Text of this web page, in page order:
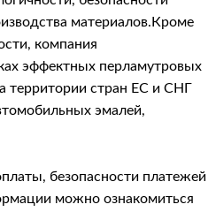
материалов.Кроме
компания
эффектных перламутровых
территории стран ЕС и СНГ
эмалей,
безопасности платежей
можно ознакомиться